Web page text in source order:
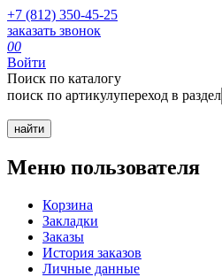
+7 (812) 350-45-25
заказать звонок
00
Войти
Поиск по каталогу
поиск по артикулупереход в раздел
Меню пользователя
Корзина
Закладки
Заказы
История заказов
Личные данные